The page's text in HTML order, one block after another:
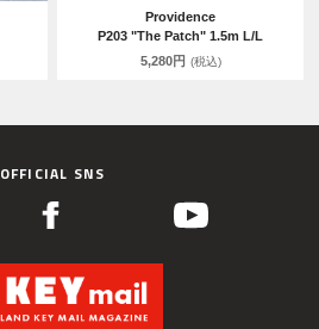
Providence
P203 "The Patch" 1.5m L/L
5,280円 (税込)
OFFICIAL SNS